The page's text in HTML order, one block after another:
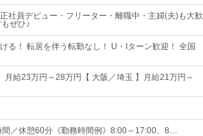
社員デビュー・フリーター・離職中・主婦(夫)も大歓
ぜひ♪
る！ 転居を伴う転勤なし！ U・Iターン歓迎！ 全国
給23万円～28万円【 大阪／埼玉 】月給21万円～
／休憩60分《勤務時間例》8:00～17:00、8…